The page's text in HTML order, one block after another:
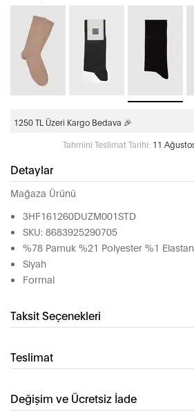
1250 TL Üzeri Kargo Bedava 🎉
Tahmini Teslimat Tarihi: 11
Detaylar
Mağaza Ürünü
3HF161260DUZM001STD
SKU: 8683925290705
%78 Pamuk %21 Polyester %1 Elastan
Siyah
Formal
Taksit Seçenekleri
Teslimat
Değişim ve Ücretsiz İade